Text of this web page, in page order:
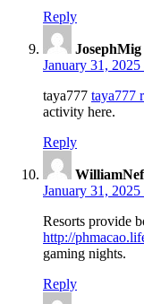
Reply
JosephMig
January 31,
taya777 taya777
activity here.
Reply
WilliamNef
January 31,
Resorts provide
http://
gaming nights.
Reply